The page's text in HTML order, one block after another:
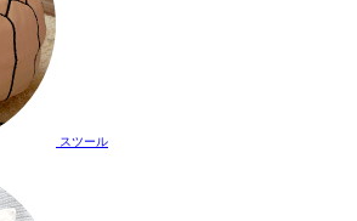
スツール